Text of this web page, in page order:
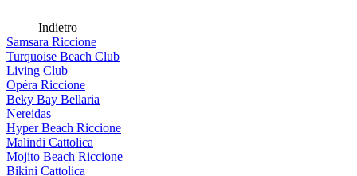
Indietro
Samsara Riccione
Turquoise Beach Club
Living Club
Opéra Riccione
Beky Bay Bellaria
Nereidas
Hyper Beach Riccione
Malindi Cattolica
Mojito Beach Riccione
Bikini Cattolica